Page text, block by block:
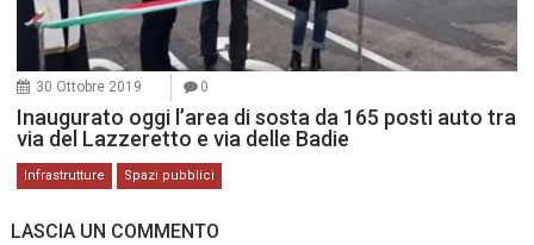
30 Ottobre 2019 0
Inaugurato oggi l’area di sosta da 165 posti auto tra
via del Lazzeretto e via delle Badie
Infrastrutture Spazi pubblici
LASCIA UN COMMENTO